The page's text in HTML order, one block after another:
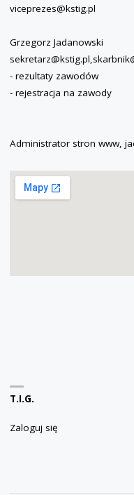
viceprezes@kstig.pl
Grzegorz Jadanowski
- rezultaty zawodów
- rejestracja na zawody
Administrator stron www,
T.I.G.
Zaloguj się